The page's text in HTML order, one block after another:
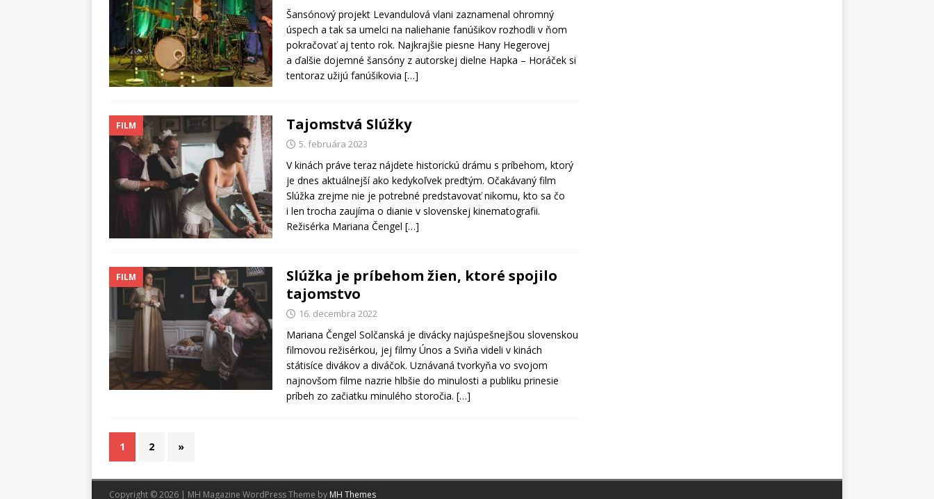
Šansónový projekt Levandulová vlani zaznamenal ohromný
úspech a tak sa umelci na naliehanie fanúšikov rozhodli v ňom
pokračovať aj tento rok. Najkrajšie piesne Hany Hegerovej
a ďalšie dojemné šansóny z autorskej dielne Hapka – Horáček si
tentoraz užijú fanúšikovia […]
FILM Tajomstvá Slúžky
5. februára 2023
V kinách práve teraz nájdete historickú drámu s príbehom, ktorý
je dnes aktuálnejší ako kedykoľvek predtým. Očakávaný film
Slúžka zrejme nie je potrebné predstavovať nikomu, kto sa čo
i len trocha zaujíma o dianie v slovenskej kinematografii.
Režisérka Mariana Čengel […]
FILM
Slúžka je príbehom žien, ktoré spojilo
tajomstvo
16. decembra 2022
Mariana Čengel Solčanská je divácky najúspešnejšou slovenskou
filmovou režisérkou, jej filmy Únos a Sviňa videli v kinách
státisíce divákov a diváčok. Uznávaná tvorkyňa vo svojom
najnovšom filme nazrie hlbšie do minulosti a publiku prinesie
príbeh zo začiatku minulého storočia. […]
1 2 »
Copyright © 2026 | MH Magazine WordPress Theme by MH Themes